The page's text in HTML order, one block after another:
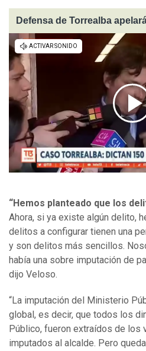
Defensa de Torrealba
“Hemos planteado que los
Ahora, si ya existe algún delito,
delitos a configurar tienen una
y son delitos más sencillos.
había una sobre imputación de
dijo Veloso.
“La imputación del Ministerio
global, es decir, que todos los
Público, fueron extraídos de los
imputados al alcalde. Pero